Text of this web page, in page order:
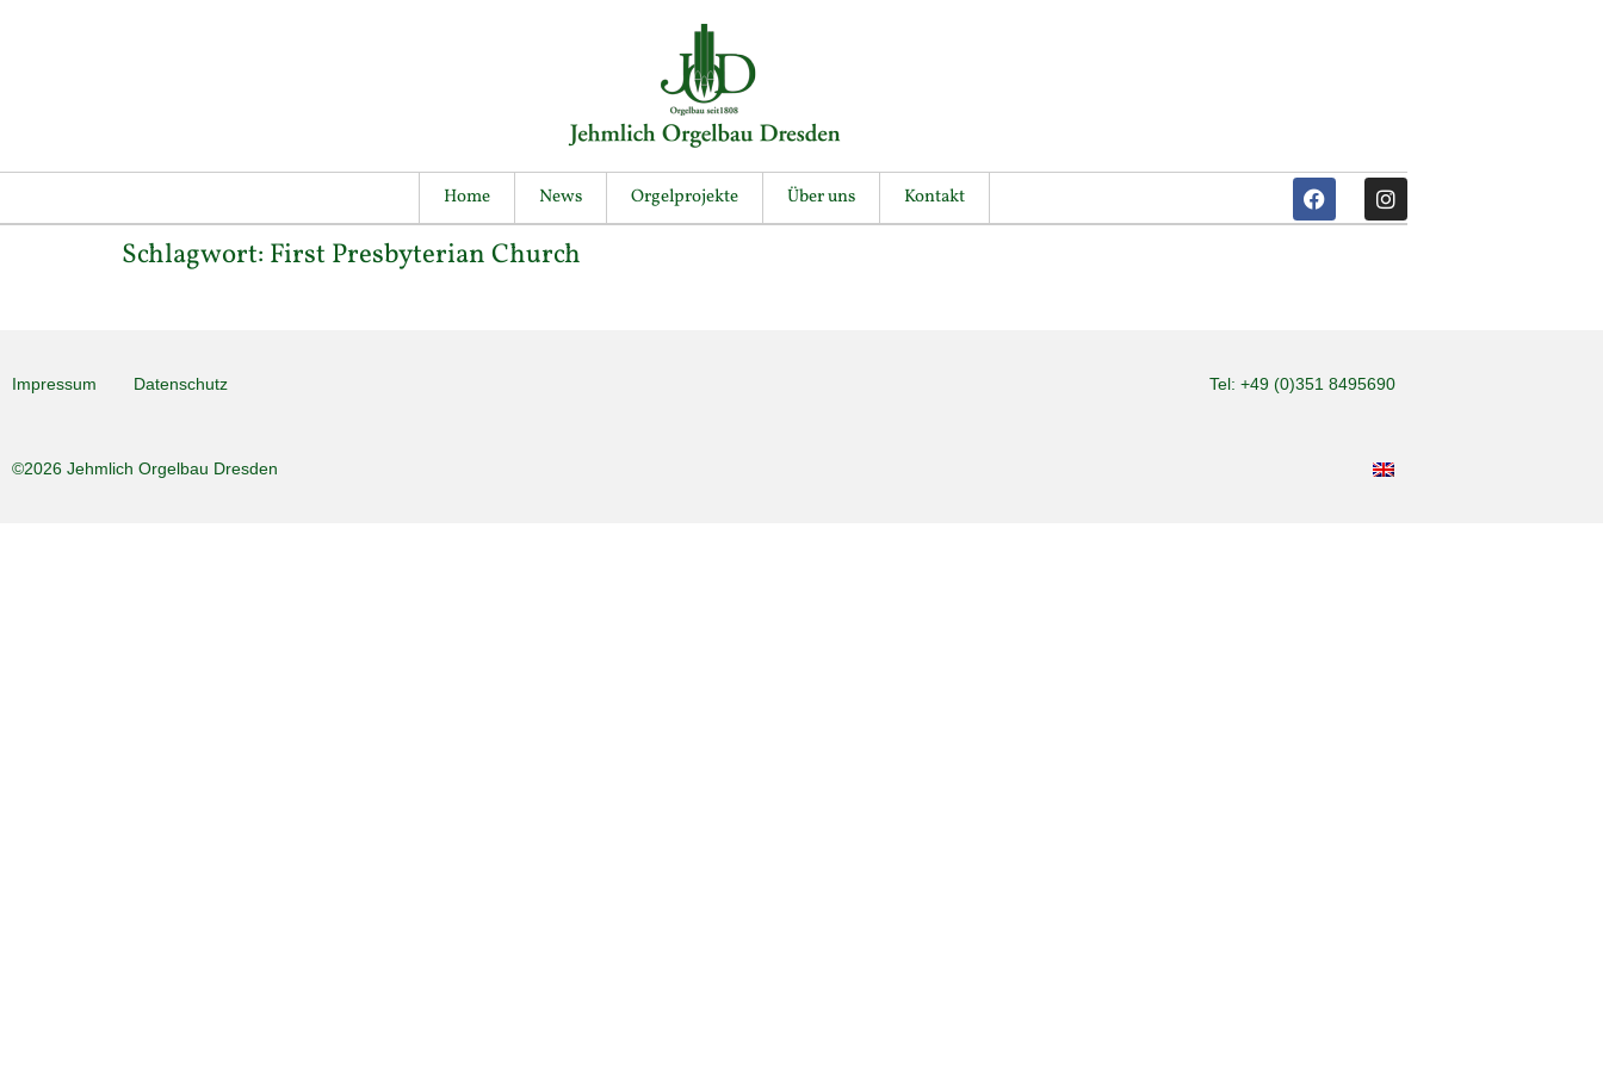
Home News Orgelprojekte Über uns Kontakt
Schlagwort: First Presbyterian Church
Impressum Datenschutz Tel: +49 (0)351 8495690
©2026 Jehmlich Orgelbau Dresden